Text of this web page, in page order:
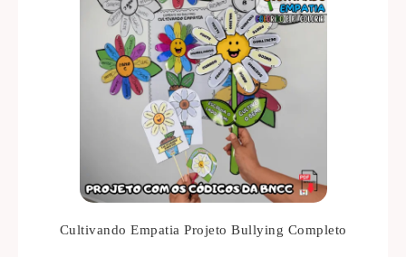
Cultivando Empatia Projeto Bullying Completo